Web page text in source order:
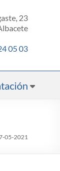
23
05 03
05-2021